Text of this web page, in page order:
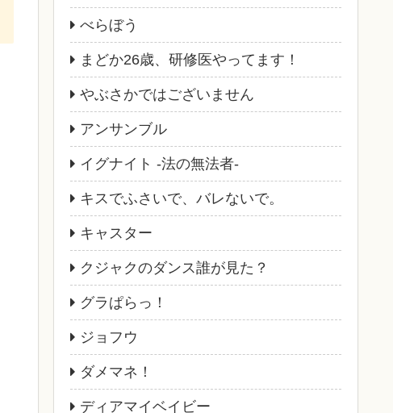
べらぼう
まどか26歳、研修医やってます！
やぶさかではございません
アンサンブル
イグナイト -法の無法者-
キスでふさいで、バレないで。
キャスター
クジャクのダンス誰が見た？
グラぱらっ！
ジョフウ
ダメマネ！
ディアマイベイビー